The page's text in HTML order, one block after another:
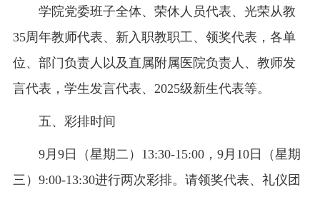
学院党委班子全体、荣休人员代表、光荣从教
35周年教师代表、新入职教职工、领奖代表，各单
位、部门负责人以及直属附属医院负责人、教师发
言代表，学生发言代表、2025级新生代表等。
五、彩排时间
9月9日（星期二）13:30-15:00，9月10日（星期
三）9:00-13:30进行两次彩排。请领奖代表、礼仪团